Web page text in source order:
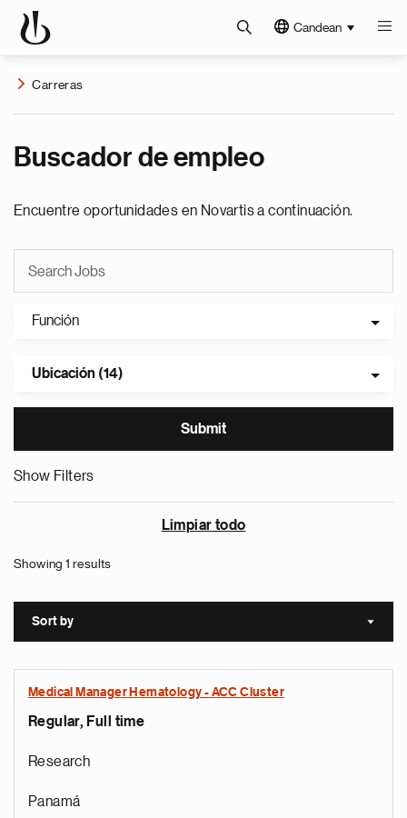
Candean
Carreras
Buscador de empleo
Encuentre oportunidades en Novartis a continuación.
Función
Ubicación (14)
Show Filters
Limpiar todo
Showing 1 results
Sort by Sort
Medical Manager Hematology - ACC Cluster
Regular, Full time
Research
Panamá